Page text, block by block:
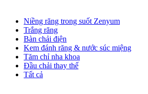
Niềng răng trong suốt Zenyum
Trắng răng
Bàn chải điện
Kem đánh răng & nước súc miệng
Tăm chỉ nha khoa
Đầu chải thay thế
Tất cả